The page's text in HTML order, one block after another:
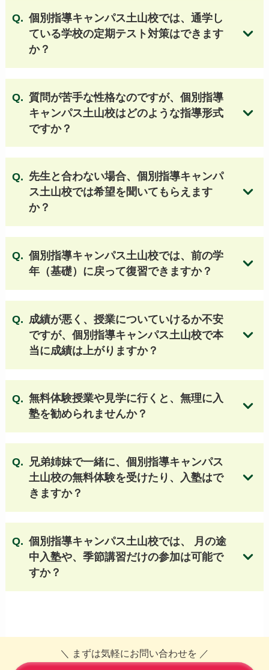
牧野高等学校
泉北高等学校
槻の木高等学校
今宮高等学校
市岡高等学校
桜塚高等学校
布施高等学校
登美丘高等学校
府立桜和高等学校
枚方高等学校
河南高等学校
刀根山高等学校
高槻北高等学校
【大阪 国立・私立高校】
関西大倉高等学校
開明高等学校
国立大阪教育大学附属天王寺校舎
国立大阪教育大学附属平野校舎
清教学園高等学校
近畿大学附属高等学校
初芝富田林高等学校
大阪国際高等学校
大谷高等学校（大阪）
箕面自由学園高等学校
追手門学院高等学校
関西大学第一高等学校
関西創価高等学校
帝塚山学院泉ヶ丘高等学校
関西大学高等部
上宮高等学校
関西大学北陽高等学校
金光八尾高等学校
早稲田大阪高等学校
大阪学芸高等学校
大阪公立大学工業高等専門学校
利晶学園大阪立命館高等学校
常翔啓光学園高等学校 他
個別指導キャンパス土山校では、通学し
ている学校の定期テスト対策はできます
か？
質問が苦手な性格なのですが、個別指導
キャンパス土山校はどのような指導形式
ですか？
先生と合わない場合、個別指導キャンパ
ス土山校では希望を聞いてもらえます
か？
個別指導キャンパス土山校では、前の学
年（基礎）に戻って復習できますか？
成績が悪く、授業についていけるか不安
ですが、個別指導キャンパス土山校で本
当に成績は上がりますか？
成績保証制度についてはこちら
無料体験授業や見学に行くと、無理に入
塾を勧められませんか？
兄弟姉妹で一緒に、個別指導キャンパス
土山校の無料体験を受けたり、入塾はで
きますか？
個別指導キャンパス土山校では、 月の途
中入塾や、季節講習だけの参加は可能で
すか？
＼ まずは気軽にお問い合わせを ／